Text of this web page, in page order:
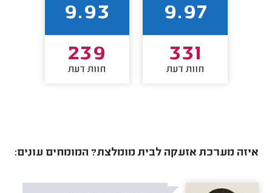
9.97
331
חוות דעת
9.93
239
חוות דעת
איזה מערכת אזעקה לבית מומלצת? המומחים עונים: